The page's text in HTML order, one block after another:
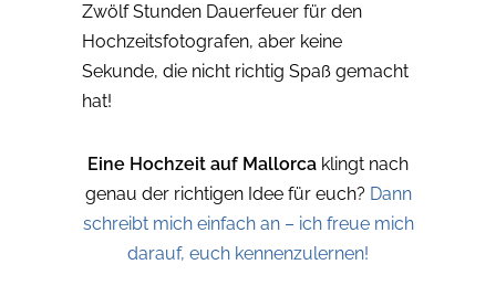
Zwölf Stunden Dauerfeuer für den
Hochzeitsfotografen, aber keine
Sekunde, die nicht richtig Spaß gemacht
hat!
Eine Hochzeit auf Mallorca klingt nach
genau der richtigen Idee für euch? Dann
schreibt mich einfach an – ich freue mich
darauf, euch kennenzulernen!